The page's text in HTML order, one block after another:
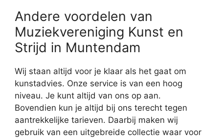
Andere voordelen van
Muziekvereniging Kunst en
Strijd in Muntendam
Wij staan altijd voor je klaar als het gaat om
kunstadvies. Onze service is van een hoog
niveau. Je kunt altijd van ons op aan.
Bovendien kun je altijd bij ons terecht tegen
aantrekkelijke tarieven. Daarbij maken wij
gebruik van een uitgebreide collectie waar voor